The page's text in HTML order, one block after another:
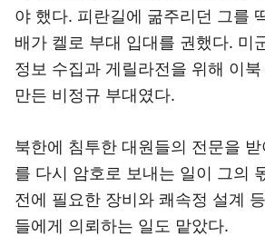
야 했다. 피란길에 굶주리던 그를
배가 켈로 부대 입대를 권했다. 미
정보 수집과 게릴라전을 위해 이
만든 비정규 부대였다.
북한에 침투한 대원들의 전문을
를 다시 암호로 보내는 일이 그의
전에 필요한 장비와 쾌속정 설계
들에게 의뢰하는 일도 맡았다.